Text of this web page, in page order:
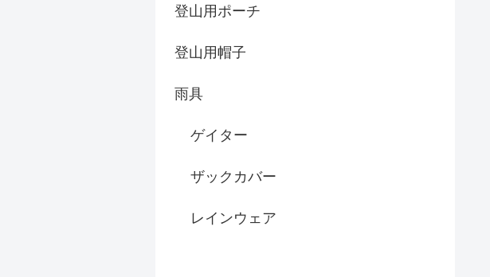
登山用ポーチ
登山用帽子
雨具
ゲイター
ザックカバー
レインウェア